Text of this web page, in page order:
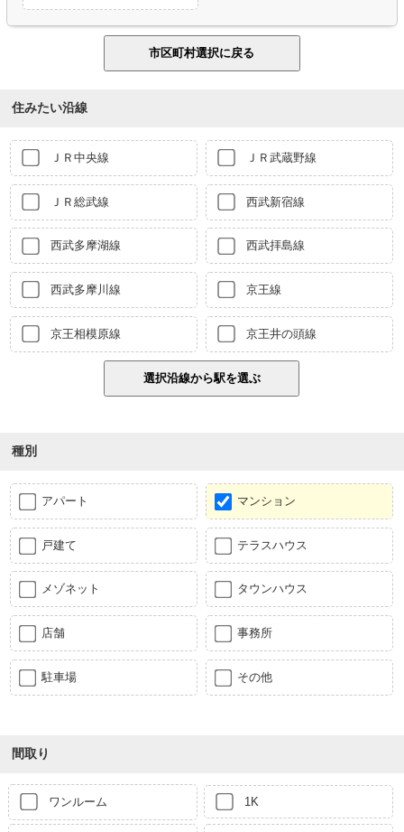
住みたい沿線
ＪＲ中央線 ＪＲ武蔵野線
ＪＲ総武線 西武新宿線
西武多摩湖線 西武拝島線
西武多摩川線 京王線
京王相模原線 京王井の頭線
種別
アパート マンション
戸建て テラスハウス
メゾネット タウンハウス
店舗 事務所
駐車場 その他
間取り
ワンルーム 1K